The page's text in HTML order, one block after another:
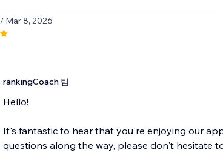
/ Mar 8, 2026
rankingCoach 팀
Hello!
It's fantastic to hear that you're enjoying our
questions along the way, please don't hesitate